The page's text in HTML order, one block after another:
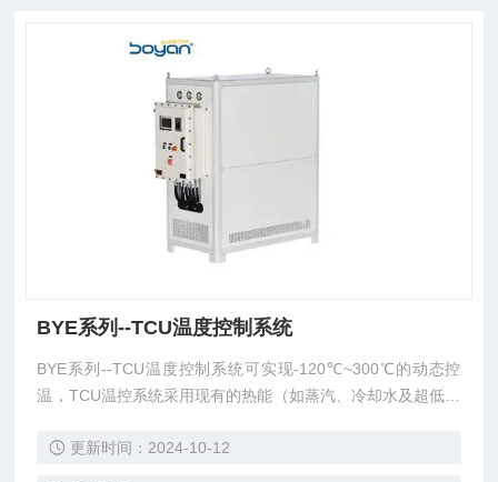
BYE系列--TCU温度控制系统
BYE系列--TCU温度控制系统可实现-120℃~300℃的动态控
温，TCU温控系统采用现有的热能（如蒸汽、冷却水及超低温
度的单流体系统或二级回路中。这就完成了只有一种热传导液
更新时间：2024-10-12